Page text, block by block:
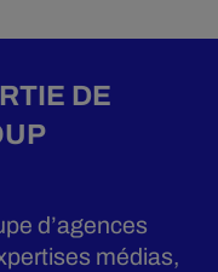
DE
d’agences
médias,